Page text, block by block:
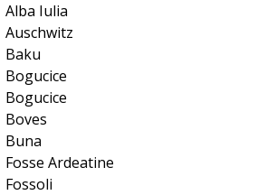
Alba Iulia
Auschwitz
Baku
Bogucice
Bogucice
Boves
Buna
Fosse Ardeatine
Fossoli